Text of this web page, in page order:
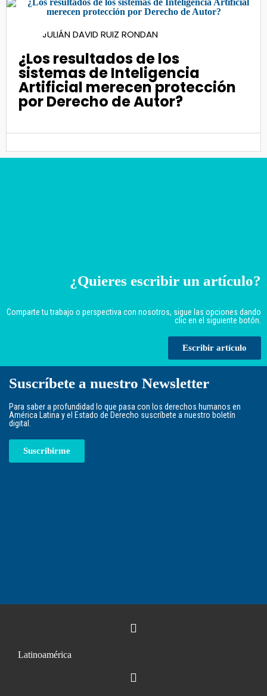
18
JULIÁN DAVID RUIZ RONDAN
¿Los resultados de los
sistemas de Inteligencia
Artificial merecen protección
por Derecho de Autor?
¿Quieres escribir un artículo?
Comparte tu trabajo o perspectiva con nosotros, sigue las opciones dando
clic en el siguiente botón.
Escribir artículo
Suscríbete a nuestro Newsletter
Para saber a profundidad lo que pasa con los derechos humanos en
América Latina y el Estado de Derecho suscríbete a nuestro boletín
digital.
Suscribirme
Latinoamérica